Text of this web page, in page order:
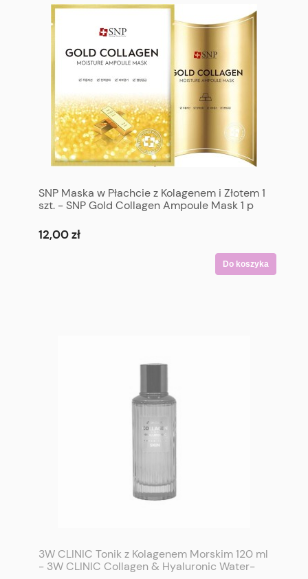
SNP Maska w Płachcie z Kolagenem i Złotem 1
szt. - SNP Gold Collagen Ampoule Mask 1 p
12,00 zł
Do koszyka
3W CLINIC Tonik z Kolagenem Morskim 120 ml
- 3W CLINIC Collagen & Hyaluronic Water-